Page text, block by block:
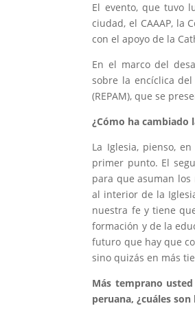
El evento, que tuvo
ciudad, el CAAAP, la
con el apoyo de la
En el marco del
sobre la encíclica
(REPAM), que se
¿Cómo ha cambiado
La Iglesia, pienso,
primer punto. El
para que asuman
al interior de la
nuestra fe y tiene
formación y de la
futuro que hay que
sino quizás en más
Más temprano
peruana, ¿cuáles